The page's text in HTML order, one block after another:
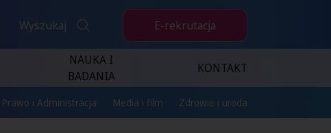
Wyszukaj E-rekrutacja
NAUKA I
BADANIA
KONTAKT
Prawo i Administracja Media i film Zdrowie i uroda